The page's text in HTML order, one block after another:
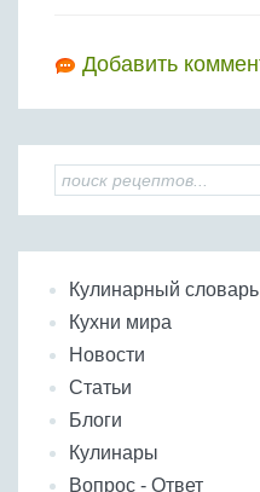
Добавить
Кулинарный словарь
Кухни мира
Новости
Статьи
Блоги
Кулинары
Вопрос - Ответ